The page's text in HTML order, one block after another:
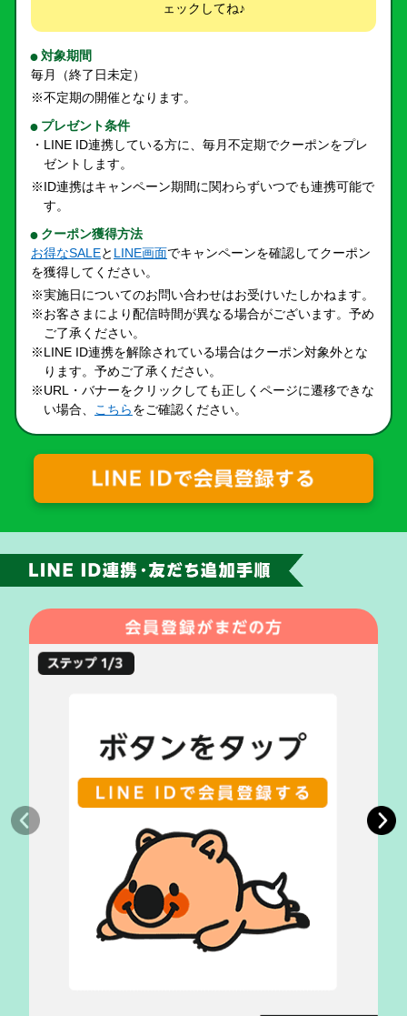
ェックしてね♪
対象期間
毎月（終了日未定）
※不定期の開催となります。
プレゼント条件
・LINE ID連携している方に、毎月不定期でクーポンをプレ
ゼントします。
※ID連携はキャンペーン期間に関わらずいつでも連携可能で
す。
クーポン獲得方法
お得なSALEと LINE画面でキャンペーンを確認してクーポン
を獲得してください。
※実施日についてのお問い合わせはお受けいたしかねます。
※お客さまにより配信時間が異なる場合がございます。予め
ご了承ください。
※LINE ID連携を解除されている場合はクーポン対象外とな
ります。予めご了承ください。
※URL・バナーをクリックしても正しくページに遷移できな
い場合、
こちらをご確認ください。